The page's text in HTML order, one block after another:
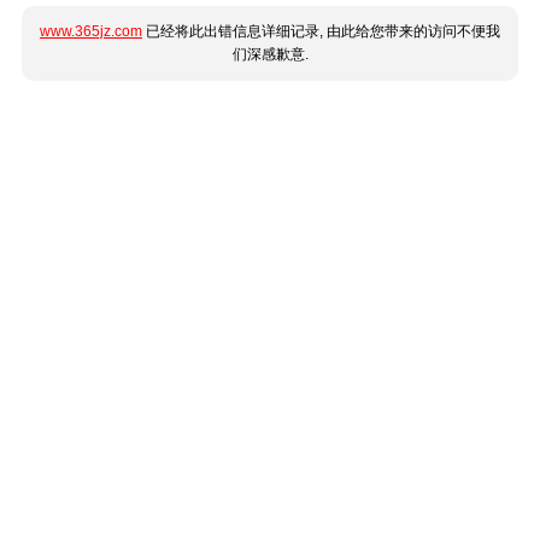
www.365jz.com 已经将此出错信息详细记录, 由此给您带来的访问不便我
们深感歉意.